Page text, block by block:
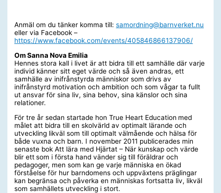
Anmäl om du tänker komma till:samordning@barnverket.nu
eller via Facebook –
https://www.facebook.com/events/405846866137906/
Om Sanna Nova Emilia
Hennes stora kall i livet är att bidra till ett samhälle där varje
individ känner sitt eget värde och så även andras, ett
samhälle av inifrånstyrda människor som drivs av
inifrånstyrd motivation och ambition och som vågar ta fullt
ut ansvar för sina liv, sina behov, sina känslor och sina
relationer.
För tre år sedan startade hon True Heart Education med
målet att bidra till en skolvärld av optimalt lärande och
utveckling likväl som till optimalt välmående och hälsa för
både vuxna och barn. I november 2011 publicerades min
senaste bok Att lära med Hjärtat – När kunskap och värde
blir ettsom i första hand vänder sig till föräldrar och
pedagoger, men som kan ge varje människa en ökad
förståelse för hur barndomens och uppväxtens präglingar
kan begränsa och påverka en människas fortsatta liv, likväl
som samhällets utveckling i stort.